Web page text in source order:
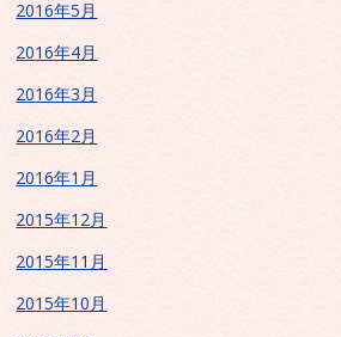
2016年5月
2016年4月
2016年3月
2016年2月
2016年1月
2015年12月
2015年11月
2015年10月